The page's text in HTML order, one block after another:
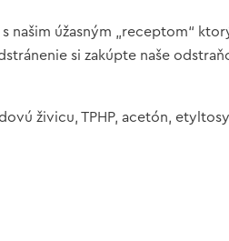
našim úžasným „receptom“
si zakúpte naše
živicu, TPHP, acetón,